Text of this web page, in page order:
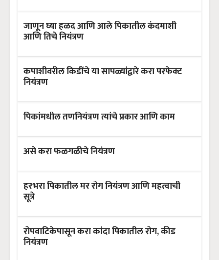
जाणून घ्या हळद आणि आले पिकातील कंदमाशी
आणि तिचे नियंत्रण
कपाशीवरील किडींचे या सापळ्यांद्वारे करा परफेक्ट
नियंत्रण
पिकांमधील तणनियंत्रण त्यांचे प्रकार आणि काम
असे करा फळगळीचे नियंत्रण
हरभरा पिकातील मर रोग नियंत्रण आणि महत्वाची
सूत्रे
रोपवाटिकेपासून करा कांदा पिकातील रोग, कीड
नियंत्रण